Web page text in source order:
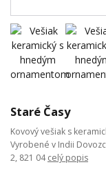
Staré Časy
Kovový vešiak s
Vyrobené v Indii
2, 821 04celý popis